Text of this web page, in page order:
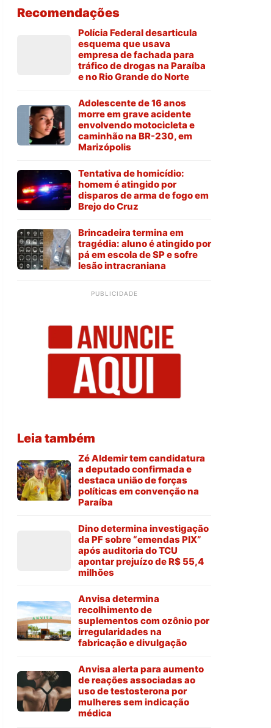
Recomendações
Polícia Federal desarticula
esquema que usava
empresa de fachada para
tráfico de drogas na Paraíba
e no Rio Grande do Norte
Adolescente de 16 anos
morre em grave acidente
envolvendo motocicleta e
caminhão na BR-230, em
Marizópolis
Tentativa de homicídio:
homem é atingido por
disparos de arma de fogo em
Brejo do Cruz
Brincadeira termina em
tragédia: aluno é atingido por
pá em escola de SP e sofre
lesão intracraniana
PUBLICIDADE
Leia também
Zé Aldemir tem candidatura
a deputado confirmada e
destaca união de forças
políticas em convenção na
Paraíba
Dino determina investigação
da PF sobre “emendas PIX”
após auditoria do TCU
apontar prejuízo de R$ 55,4
milhões
Anvisa determina
recolhimento de
suplementos com ozônio por
irregularidades na
fabricação e divulgação
Anvisa alerta para aumento
de reações associadas ao
uso de testosterona por
mulheres sem indicação
médica